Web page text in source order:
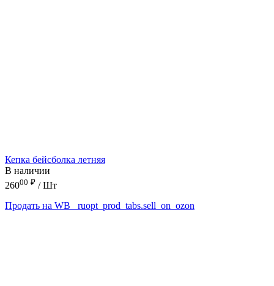
Кепка бейсболка летняя
В наличии
26000 ₽ / Шт
Продать на WB
_ruopt_prod_tabs.sell_on_ozon